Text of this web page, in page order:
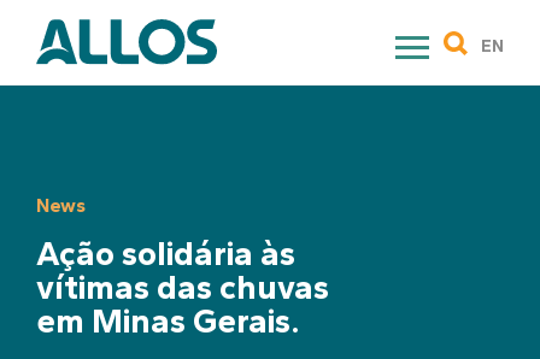
content
EN
News
Ação solidária às
vítimas das chuvas
em Minas Gerais.